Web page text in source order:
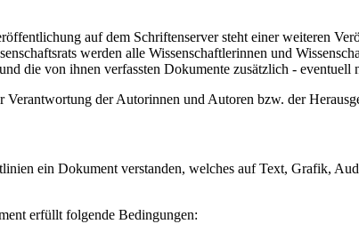
auf dem Schriftenserver steht einer weiteren
werden alle Wissenschaftlerinnen und
die von ihnen verfassten Dokumente zusätzlich -
der Autorinnen und Autoren bzw. der
ein Dokument verstanden, welches auf Text, Grafik,
erfüllt folgende Bedingungen: